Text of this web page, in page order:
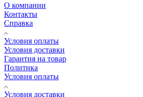
О компании
Контакты
Справка
Условия оплаты
Условия доставки
Гарантия на товар
Политика
Условия оплаты
Условия доставки